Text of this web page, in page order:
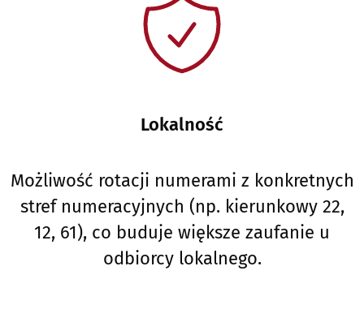
Lokalność
Możliwość rotacji numerami z konkretnych
stref numeracyjnych (np. kierunkowy 22,
12, 61), co buduje większe zaufanie u
odbiorcy lokalnego.